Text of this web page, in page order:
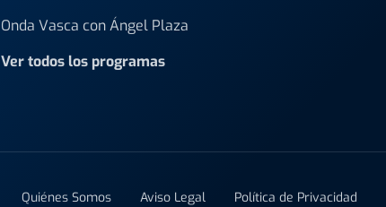
Onda Vasca con Ángel Plaza
Ver todos los programas
Quiénes Somos Aviso Legal Política de Privacidad